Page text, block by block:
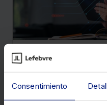
Consentimiento
Disponible
Curso elearning
trabajar con Chat